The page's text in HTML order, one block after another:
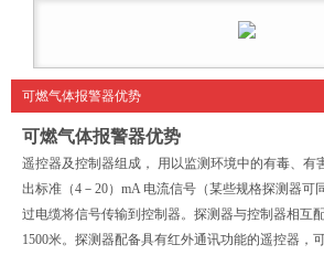
可燃气体报警器优势
可燃气体报警器优势
遥控器及控制器组成， 用以监测环境中的有毒、有
出标准（4－20）mA 电流信号（某些规格探测器可
过电缆将信号传输到控制器。探测器与控制器相互
1500米。探测器配备具有红外通讯功能的遥控器，